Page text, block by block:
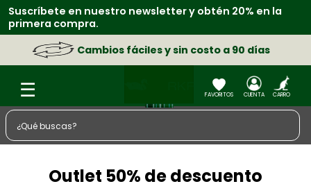
Suscríbete en nuestro newsletter y obtén 20% en la
primera compra.
Cambios fáciles y sin costo a 90 días
¿Qué buscas?
Outlet 50% de descuento
zapatos